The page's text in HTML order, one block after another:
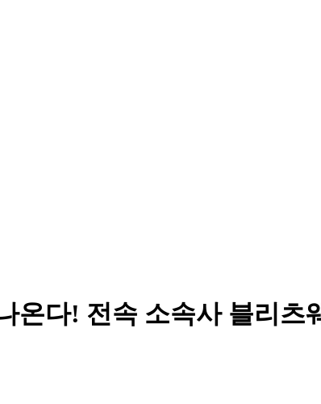
온다! 전속 소속사 블리츠